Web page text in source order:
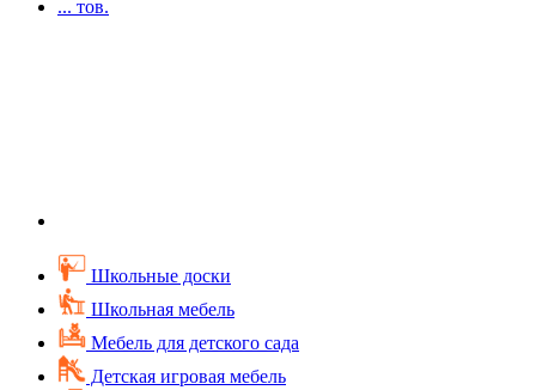
... тов.
Школьные доски
Школьная мебель
Мебель для детского сада
Детская игровая мебель